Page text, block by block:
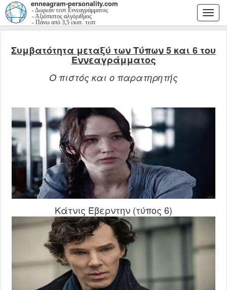
enneagram-personality.com
- Δωρεάν τεστ Εννεαγράμματος
- Αξιόπιστος αλγόριθμος
- Πάνω από 3,5 εκατ. τεστ
Συμβατότητα μεταξύ των Τύπων 5 και 6 του
Εννεαγράμματος
Ο πιστός και ο παρατηρητής
Κάτνις Έβερντην (τύπος 6)